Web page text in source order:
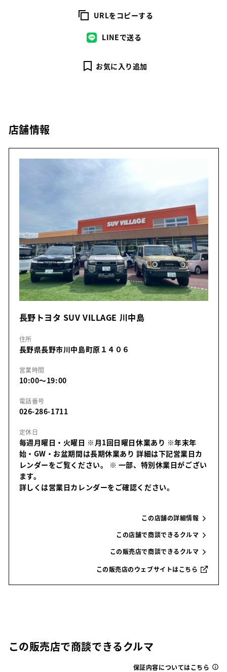
URLをコピーする
LINEで送る
お気に入り追加
店舗情報
長野トヨタ SUV VILLAGE 川中島
住所
長野県長野市川中島町原１４０６
営業時間
10:00～19:00
電話番号
026-286-1711
定休日
毎週月曜日・火曜日 ※月1回日曜日休業あり ※年末年
始・GW・お盆期間は長期休業あり 詳細は下記営業日カ
レンダーをご覧ください。
※ 一部、特別休業日がござい
ます。
詳しくは営業日カレンダーをご確認ください。
この店舗の詳細情報
この店舗で商談できるクルマ
この販売店で商談できるクルマ
この販売店のウェブサイトはこちら
この販売店で商談できるクルマ
保証内容についてはこちら